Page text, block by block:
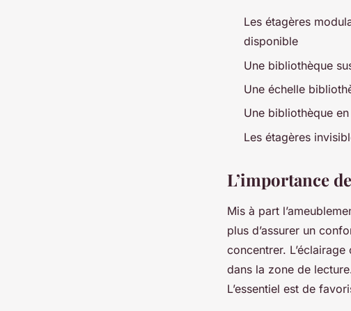
Les étagères
disponible
Une bibliothèque
Une échelle
Une bibliothèque
Les étagères
L’importance
Mis à part
plus d’assurer un
concentrer.
dans la zone de
L’essentiel est de